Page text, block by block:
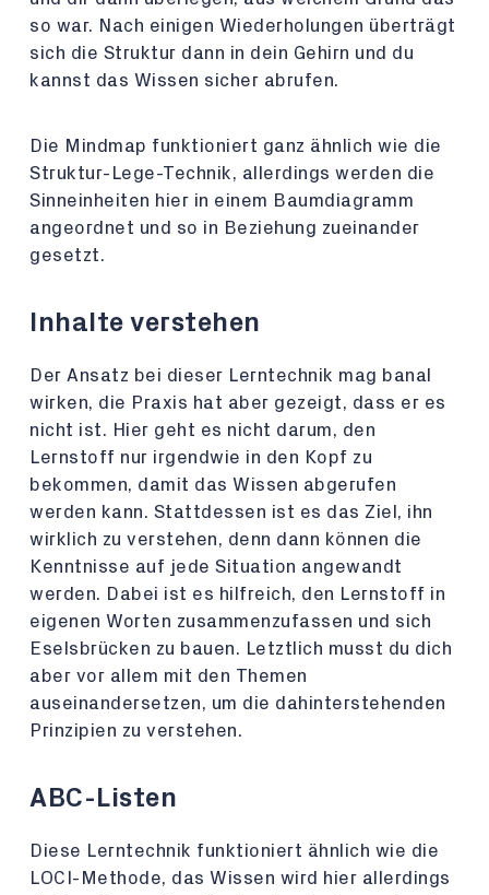
so war. Nach einigen Wiederholungen überträgt
sich die Struktur dann in dein Gehirn und du
kannst das Wissen sicher abrufen.
Die Mindmap funktioniert ganz ähnlich wie die
Struktur-Lege-Technik, allerdings werden die
Sinneinheiten hier in einem Baumdiagramm
angeordnet und so in Beziehung zueinander
gesetzt.
Inhalte verstehen
Der Ansatz bei dieser Lerntechnik mag banal
wirken, die Praxis hat aber gezeigt, dass er es
nicht ist. Hier geht es nicht darum, den
Lernstoff nur irgendwie in den Kopf zu
bekommen, damit das Wissen abgerufen
werden kann. Stattdessen ist es das Ziel, ihn
wirklich zu verstehen, denn dann können die
Kenntnisse auf jede Situation angewandt
werden. Dabei ist es hilfreich, den Lernstoff in
eigenen Worten zusammenzufassen und sich
Eselsbrücken zu bauen. Letztlich musst du dich
aber vor allem mit den Themen
auseinandersetzen, um die dahinterstehenden
Prinzipien zu verstehen.
ABC-Listen
Diese Lerntechnik funktioniert ähnlich wie die
LOCI-Methode, das Wissen wird hier allerdings